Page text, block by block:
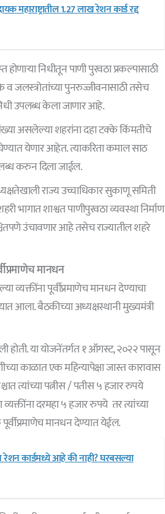
1.27 लाख रेशन कार्ड रद्द
होणाऱ्या निधीतून पाणी पुरवठा प्रकल्पासाठी
जलस्त्रोतांच्या पुनरुज्जीवनासाठी तसेच
उपलब्ध केला जाणार आहे.
असलेल्या शहरांना दहा टक्के किंमतीचे
येणार आहेत. त्याकरिता कमाल साठ
करुन दिला जाईल.
राज्य उच्चाधिकार सुकाणू समिती
भागात शाश्वत पाणीपुरवठा व्यवस्था निर्माण
उंचावणार आहे तसेच राज्यातील शहरे
मानधन
व्यक्तींना पूर्वीप्रमाणेच मानधन देण्याचा
आला. बैठकीच्या अध्यक्षस्थानी मुख्यमंत्री
होती. या योजनेंतर्गत १ ऑगस्ट, २०२२ पासून
काळात एक महिन्यापेक्षा जास्त कारावास
त्यांच्या पत्नीस / पतीस ५ हजार रुपये
दरमहा ५ हजार रुपये तर त्यांच्या
मानधन देण्यात येईल.
कार्डमध्ये आहे की नाही? घरबसल्या